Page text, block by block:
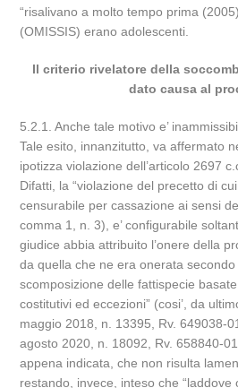
“risalivano a molto tempo prima
(OMISSIS) erano adolescenti.
Il criterio rivelatore della
dato causa al
5.2.1. Anche tale motivo e’
Tale esito, innanzitutto, va affermato
ipotizza violazione dell’articolo 2697
Difatti, la “violazione del precetto di cui
censurabile per cassazione ai sensi
comma 1, n. 3), e’ configurabile
giudice abbia attribuito l’onere della
da quella che ne era onerata
scomposizione delle fattispecie
costitutivi ed eccezioni” (cosi’, da
maggio 2018, n. 13395, Rv. 649038-
agosto 2020, n. 18092, Rv. 658840-
appena indicata, che non risulta
restando, invece, inteso che